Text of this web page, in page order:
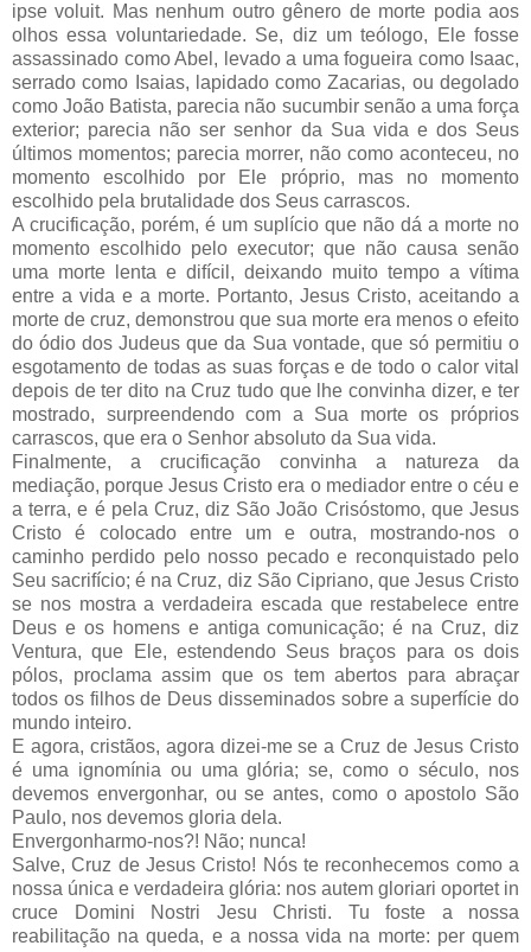
ipse voluit. Mas nenhum outro gênero de morte podia aos
olhos essa voluntariedade. Se, diz um teólogo, Ele fosse
assassinado como Abel, levado a uma fogueira como Isaac,
serrado como Isaias, lapidado como Zacarias, ou degolado
como João Batista, parecia não sucumbir senão a uma força
exterior; parecia não ser senhor da Sua vida e dos Seus
últimos momentos; parecia morrer, não como aconteceu, no
momento escolhido por Ele próprio, mas no momento
escolhido pela brutalidade dos Seus carrascos.
A crucificação, porém, é um suplício que não dá a morte no
momento escolhido pelo executor; que não causa senão
uma morte lenta e difícil, deixando muito tempo a vítima
entre a vida e a morte. Portanto, Jesus Cristo, aceitando a
morte de cruz, demonstrou que sua morte era menos o efeito
do ódio dos Judeus que da Sua vontade, que só permitiu o
esgotamento de todas as suas forças e de todo o calor vital
depois de ter dito na Cruz tudo que lhe convinha dizer, e ter
mostrado, surpreendendo com a Sua morte os próprios
carrascos, que era o Senhor absoluto da Sua vida.
Finalmente, a crucificação convinha a natureza da
mediação, porque Jesus Cristo era o mediador entre o céu e
a terra, e é pela Cruz, diz São João Crisóstomo, que Jesus
Cristo é colocado entre um e outra, mostrando-nos o
caminho perdido pelo nosso pecado e reconquistado pelo
Seu sacrifício; é na Cruz, diz São Cipriano, que Jesus Cristo
se nos mostra a verdadeira escada que restabelece entre
Deus e os homens e antiga comunicação; é na Cruz, diz
Ventura, que Ele, estendendo Seus braços para os dois
pólos, proclama assim que os tem abertos para abraçar
todos os filhos de Deus disseminados sobre a superfície do
mundo inteiro.
E agora, cristãos, agora dizei-me se a Cruz de Jesus Cristo
é uma ignomínia ou uma glória; se, como o século, nos
devemos envergonhar, ou se antes, como o apostolo São
Paulo, nos devemos gloria dela.
Envergonharmo-nos?! Não; nunca!
Salve, Cruz de Jesus Cristo! Nós te reconhecemos como a
nossa única e verdadeira glória: nos autem gloriari oportet in
cruce Domini Nostri Jesu Christi. Tu foste a nossa
reabilitação na queda, e a nossa vida na morte: per quem